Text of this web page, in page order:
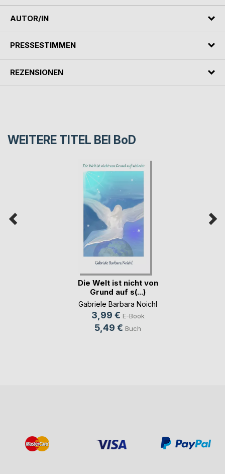
AUTOR/IN
PRESSESTIMMEN
REZENSIONEN
WEITERE TITEL BEI BoD
Die Welt ist nicht von
Grund auf s(...)
Gabriele Barbara Noichl
3,99 € E-Book
5,49 € Buch